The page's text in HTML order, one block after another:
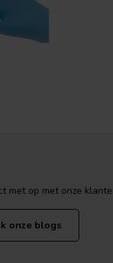
met op met onze
onze blogs